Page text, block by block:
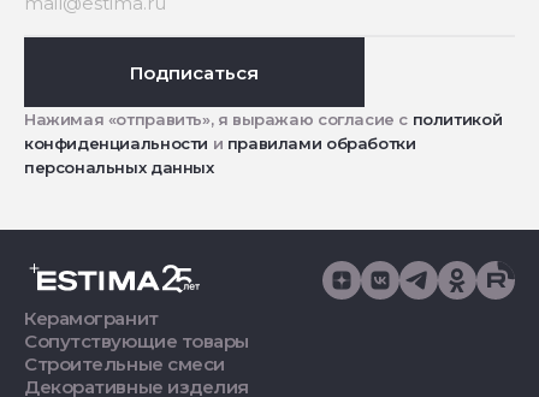
Подписаться
Нажимая «отправить», я выражаю согласие с политикой
конфиденциальности и правилами обработки
персональных данных
Керамогранит
Сопутствующие товары
Строительные смеси
Декоративные изделия